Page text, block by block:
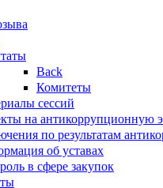
Back
Комитеты
сессий
на антикоррупционную
по результатам
об уставах
в сфере закупок